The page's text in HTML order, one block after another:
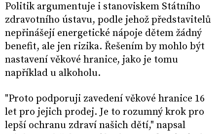
Politik argumentuje i stanoviskem Státního
zdravotního ústavu, podle jehož představitelů
nepřinášejí energetické nápoje dětem žádný
benefit, ale jen rizika. Řešením by mohlo být
nastavení věkové hranice, jako je tomu
například u alkoholu.
"Proto podporuji zavedení věkové hranice 16
let pro jejich prodej. Je to rozumný krok pro
lepší ochranu zdraví našich dětí," napsal